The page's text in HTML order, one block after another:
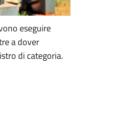
eseguire
a dover
di categoria.